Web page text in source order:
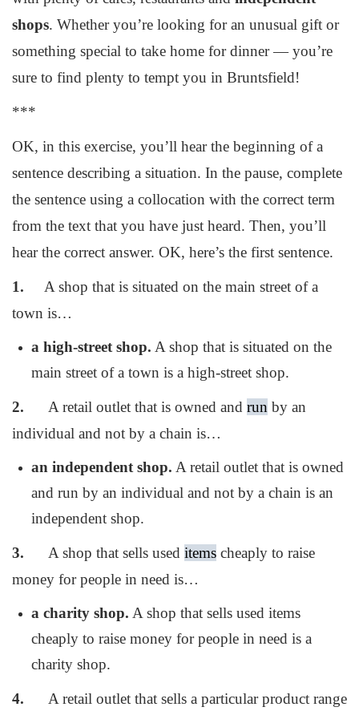
shops. Whether you’re looking for an unusual gift or
something special to take home for dinner — you’re
sure to find plenty to tempt you in Bruntsfield!
***
OK, in this exercise, you’ll hear the beginning of a
sentence describing a situation. In the pause, complete
the sentence using a collocation with the correct term
from the text that you have just heard. Then, you’ll
hear the correct answer. OK, here’s the first sentence.
1. A shop that is situated on the main street of a
town is…
a high-street shop. A shop that is situated on the
main street of a town is a high-street shop.
2. A retail outlet that is owned and run by an
individual and not by a chain is…
an independent shop. A retail outlet that is owned
and run by an individual and not by a chain is an
independent shop.
3. A shop that sells used items cheaply to raise
money for people in need is…
a charity shop. A shop that sells used items
cheaply to raise money for people in need is a
charity shop.
4. A retail outlet that sells a particular product range